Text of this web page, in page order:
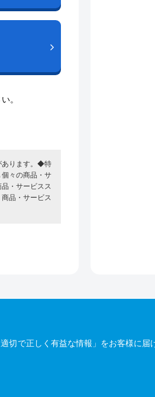
。
あります。◆特
々の商品・サ
・サービスス
品・サービス
で正しく有益な情報」をお客様に届